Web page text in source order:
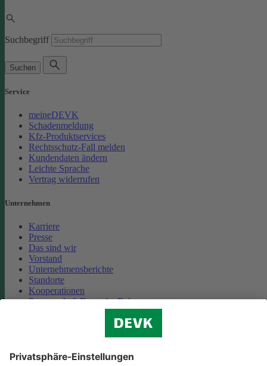
Suchbegriff
Suchen
Service
meineDEVK
Schadenmeldung
Kfz-Produktservices
Rechtsschutz-Fall melden
Kundendaten ändern
Leichte Sprache
Vertrag widerrufen
Unternehmen
Karriere
Presse
Das sind wir
Vorstand
Unternehmensberichte
Standorte
Kooperationen
Partnerschaft Deutsche Bahn